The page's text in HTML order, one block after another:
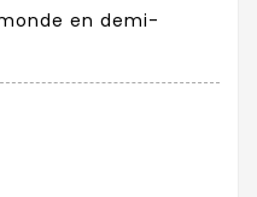
en demi-